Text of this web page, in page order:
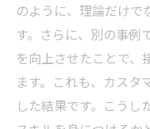
のように、理論だけで
す。さらに、別の事例
を向上させたことで、
ます。これも、カスタ
した結果です。こうし